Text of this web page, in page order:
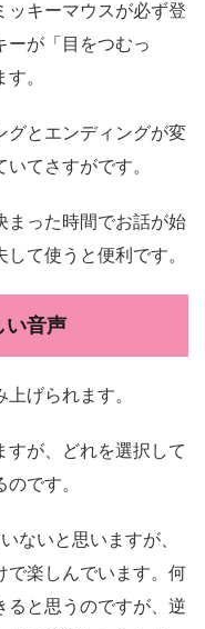
ッキーマウスが必ず登
ーが「目をつむっ
。
グとエンディングが変
てさすがです。
まった時間でお話が始
て使うと便利です。
い音声
げられます。
すが、どれを選択して
です。
ないと思いますが、
で楽しんでいます。何
ると思うのですが、逆